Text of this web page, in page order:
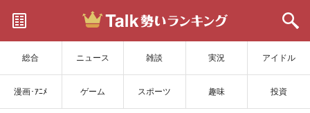
総合 ニュース 雑談 実況 アイドル
漫画･ｱﾆﾒ ゲーム スポーツ 趣味 投資
サイトを更新